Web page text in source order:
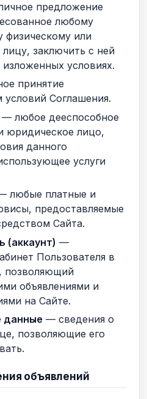
предложение
любому
физическому или
заключить с ней
условиях.
принятие
условий Соглашения.
— любое дееспособное
юридическое лицо,
данного
услуги
любые платные и
предоставляемые
Сайта.
(аккаунт) —
Пользователя в
позволяющий
объявлениями и
на Сайте.
данные — сведения о
позволяющие его
объявлений